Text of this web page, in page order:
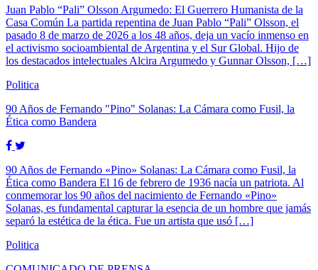
Juan Pablo “Pali” Olsson Argumedo: El Guerrero Humanista de la
Casa Común La partida repentina de Juan Pablo “Pali” Olsson, el
pasado 8 de marzo de 2026 a los 48 años, deja un vacío inmenso en
el activismo socioambiental de Argentina y el Sur Global. Hijo de
los destacados intelectuales Alcira Argumedo y Gunnar Olsson, […]
Politica
90 Años de Fernando "Pino" Solanas: La Cámara como Fusil, la
Ética como Bandera
90 Años de Fernando «Pino» Solanas: La Cámara como Fusil, la
Ética como Bandera El 16 de febrero de 1936 nacía un patriota. Al
conmemorar los 90 años del nacimiento de Fernando «Pino»
Solanas, es fundamental capturar la esencia de un hombre que jamás
separó la estética de la ética. Fue un artista que usó […]
Politica